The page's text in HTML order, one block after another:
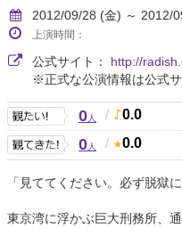
2012/09/28 (金) ～ 2012/
上演時間：
公式サイト： http://
※正式な公演情報は公式サ
0人 / 0.0
0人 / 0.0
「見ててください。必ず脱獄
東京湾に浮かぶ巨大刑務所、